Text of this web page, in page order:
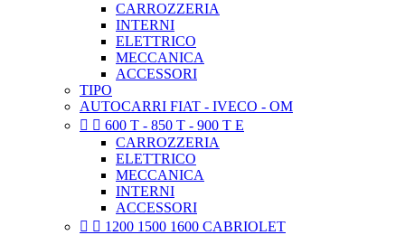
CARROZZERIA
INTERNI
ELETTRICO
MECCANICA
ACCESSORI
TIPO
AUTOCARRI FIAT - IVECO - OM
  600 T - 850 T - 900 T E
CARROZZERIA
ELETTRICO
MECCANICA
INTERNI
ACCESSORI
  1200 1500 1600 CABRIOLET